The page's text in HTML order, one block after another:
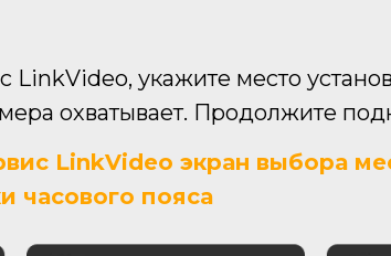
LinkVideo, укажите место
охватывает. Продолжите
LinkVideo экран выбора
часового пояса